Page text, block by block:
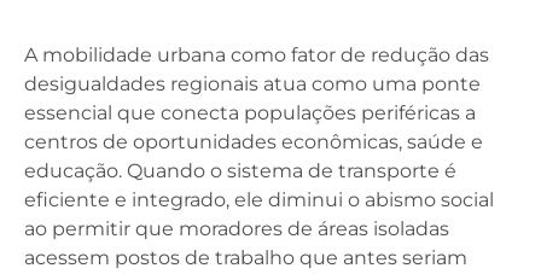
A mobilidade urbana como fator de redução das
desigualdades regionais atua como uma ponte
essencial que conecta populações periféricas a
centros de oportunidades econômicas, saúde e
educação. Quando o sistema de transporte é
eficiente e integrado, ele diminui o abismo social
ao permitir que moradores de áreas isoladas
acessem postos de trabalho que antes seriam